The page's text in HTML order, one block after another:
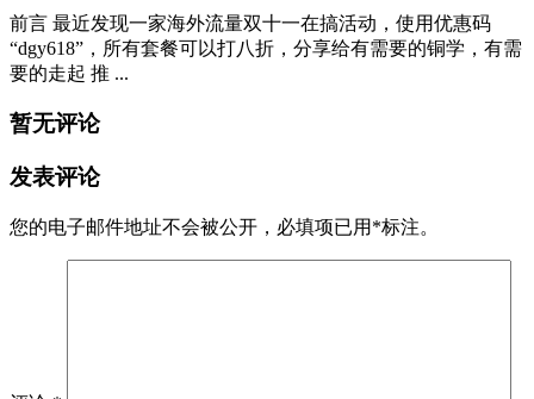
前言 最近发现一家海外流量双十一在搞活动，使用优惠码
“dgy618”，所有套餐可以打八折，分享给有需要的铜学，有需
要的走起 推 ...
暂无评论
发表评论
您的电子邮件地址不会被公开， 必填项已用 *标注。